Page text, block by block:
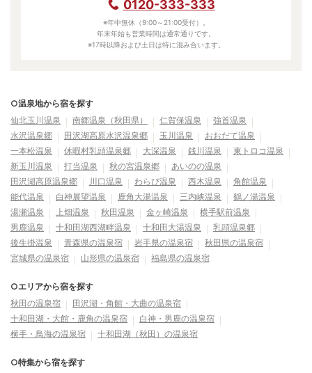
0120-333-333
※年中無休（9:00～21:00受付）。
年末年始も営業時間は通常通りです。
※17時以降および土日は特に混み合います。
○温泉地から宿を探す
仙北玉川温泉
南郷温泉（秋田県） 仁賀保温泉
強首温泉
水沢温泉郷
田沢湖高原水沢温泉郷 玉川温泉
おおだて温泉
一本松温泉
休暇村乳頭温泉郷 大深温泉 銭川温泉
東トロコ温泉
新玉川温泉
打当温泉 秋の宮温泉郷
あいのの温泉
田沢湖高原温泉郷
川口温泉 わらび温泉 西木温泉
角館温泉
能代温泉
白神展望温泉 鹿角大湯温泉 三内峡温泉
鶴ノ湯温泉
湯瀬温泉
上畑温泉 秋田温泉 金ヶ崎温泉
横手駅前温泉
男鹿温泉
十和田湖西湖畔温泉 十和田大湯温泉
乳頭温泉郷
後生掛温泉
青森県の温泉宿 岩手県の温泉宿
秋田県の温泉宿
宮城県の温泉宿
山形県の温泉宿 福島県の温泉宿
○エリアから宿を探す
秋田の温泉宿
田沢湖・角館・大曲の温泉宿
十和田湖・大館・鹿角の温泉宿
白神・男鹿の温泉宿
横手・鳥海の温泉宿
十和田湖（秋田）の温泉宿
○特集から宿を探す